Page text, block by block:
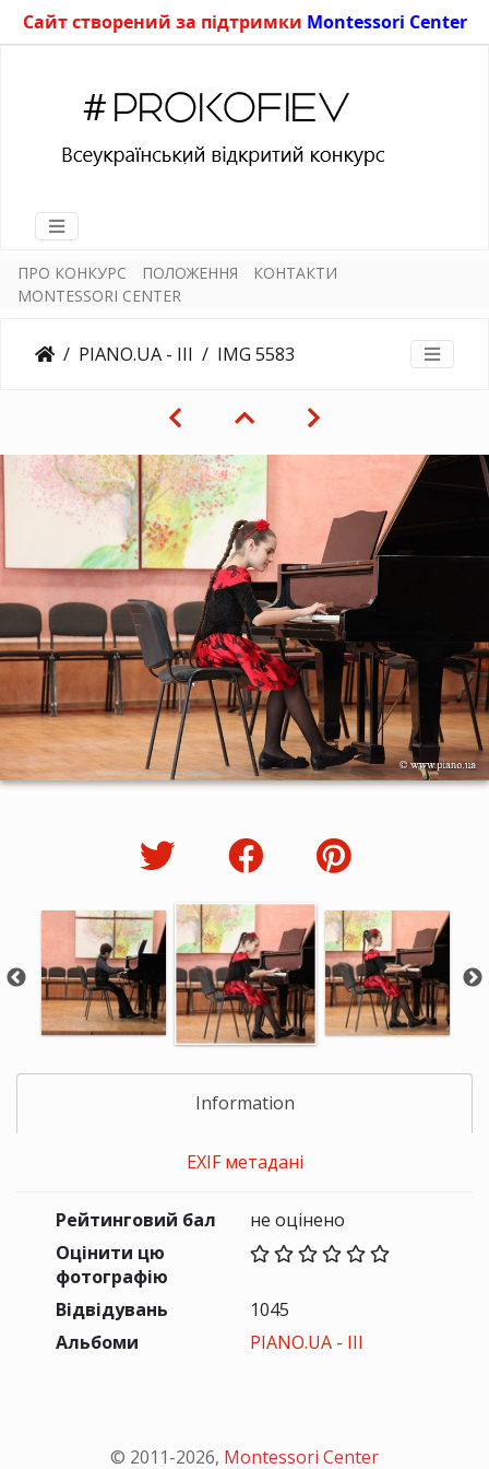
Сайт створений за підтримки Montessori Center
ПРО КОНКУРС ПОЛОЖЕННЯ
КОНТАКТИ
MONTESSORI CENTER
PIANO.UA - III IMG 5583
Information
EXIF метадані
Рейтинговий бал
не оцінено
Оцінити цю
фотографію
Відвідувань
1045
Альбоми
PIANO.UA - III
© 2011-2026, Montessori Center